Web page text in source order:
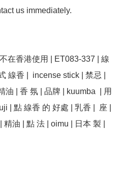
us immediately.
在香港使用 | ET083-337 | 線
線香 |  incense stick | 禁忌 |
油 | 香 氛 | 品牌 | kuumba  | 用
| 點 線香 的 好處 | 乳香 |  座 |
油 | 點 法 | oimu | 日本 製 |